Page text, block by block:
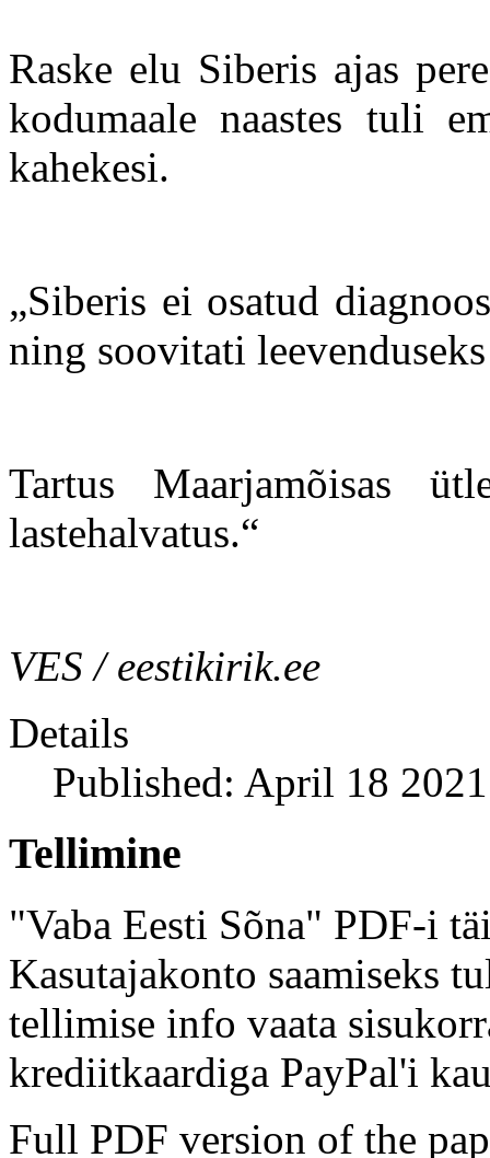
Raske elu Siberis ajas
kodumaale naastes tuli
kahekesi.
„Siberis ei osatud
ning soovitati
Tartus Maarjamõisas
lastehalvatus.“
VES / eestikirik.ee
Details
Published: April 18 2021
Tellimine
"Vaba Eesti Sõna" PDF-i
Kasutajakonto saamiseks
tellimise info vaata
krediitkaardiga PayPal'i
Full PDF version of the